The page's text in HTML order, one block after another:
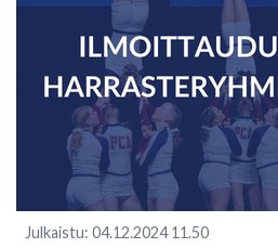
Julkaistu: 04.12.2024 11.50